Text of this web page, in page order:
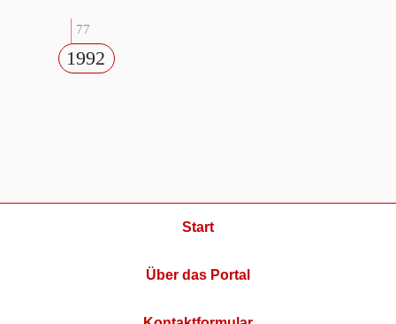
77
1992
Start
Über das Portal